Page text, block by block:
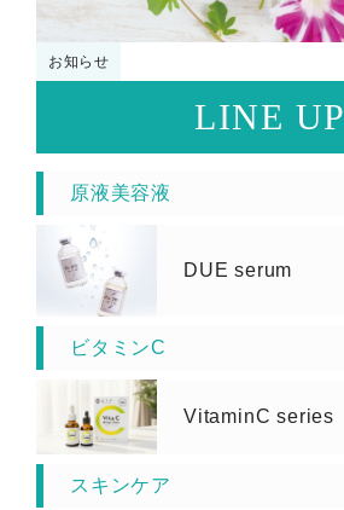
LINE UP
原液美容液
DUE serum
ビタミンC
VitaminC series
スキンケア
お知らせ